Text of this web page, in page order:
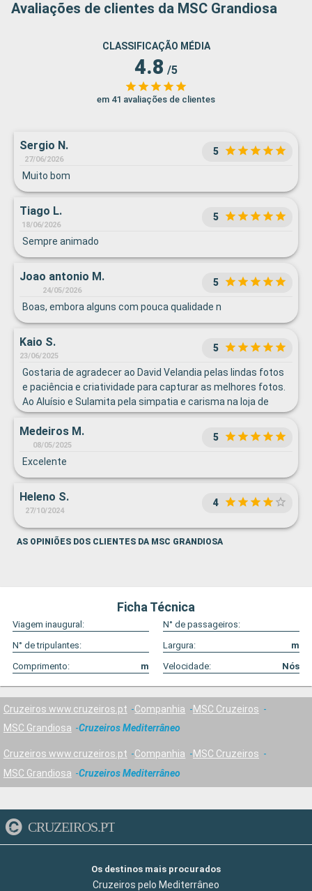
Avaliações de clientes da MSC Grandiosa
CLASSIFICAÇÃO MÉDIA
4.8 /5
em 41 avaliações de clientes
Sergio N.
27/06/2026
5
Muito bom
Tiago L.
18/06/2026
5
Sempre animado
Joao antonio M.
24/05/2026
5
Boas, embora alguns com pouca qualidade n
Kaio S.
23/06/2025
5
Gostaria de agradecer ao David Velandia pelas lindas fotos
e paciência e criatividade para capturar as melhores fotos.
Ao Aluísio e Sulamita pela simpatia e carisma na loja de
perfumes.
Medeiros M.
08/05/2025
5
Excelente
Heleno S.
27/10/2024
4
AS OPINIÕES DOS CLIENTES DA MSC GRANDIOSA
Ficha Técnica
Viagem inaugural:
N° de passageiros:
N° de tripulantes:
Largura:
m
Comprimento:
m Velocidade: Nós
Cruzeiros www.cruzeiros.pt Companhia
MSC Cruzeiros
MSC Grandiosa
Cruzeiros Mediterrâneo
Cruzeiros www.cruzeiros.pt Companhia
MSC Cruzeiros
MSC Grandiosa
Cruzeiros Mediterrâneo
CRUZEIROS.PT
Os destinos mais procurados
Cruzeiros pelo Mediterrâneo